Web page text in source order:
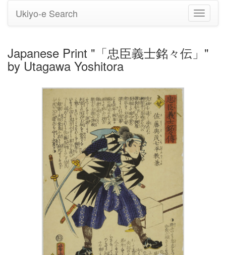
Toggle
Ukiyo-e Search
Japanese Print "「忠臣義士銘々伝」"
by Utagawa Yoshitora